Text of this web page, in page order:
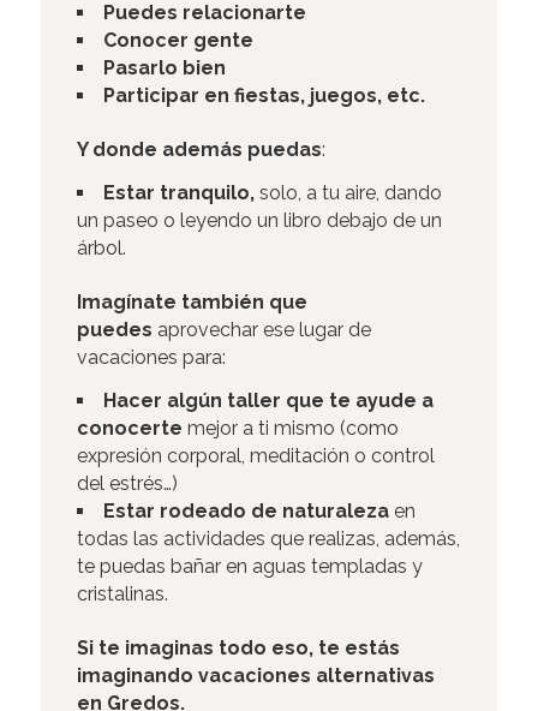
Puedes relacionarte
Conocer gente
Pasarlo bien
Participar en fiestas, juegos, etc.
Y donde además puedas:
Estar tranquilo, solo, a tu aire, dando
un paseo o leyendo un libro debajo de un
árbol.
Imagínate también que
puedes aprovechar ese lugar de
vacaciones para:
Hacer algún taller que te ayude a
conocerte mejor a ti mismo (como
expresión corporal, meditación o control
del estrés…)
Estar rodeado de naturaleza en
todas las actividades que realizas, además,
te puedas bañar en aguas templadas y
cristalinas.
Si te imaginas todo eso, te estás
imaginando vacaciones alternativas
en Gredos.